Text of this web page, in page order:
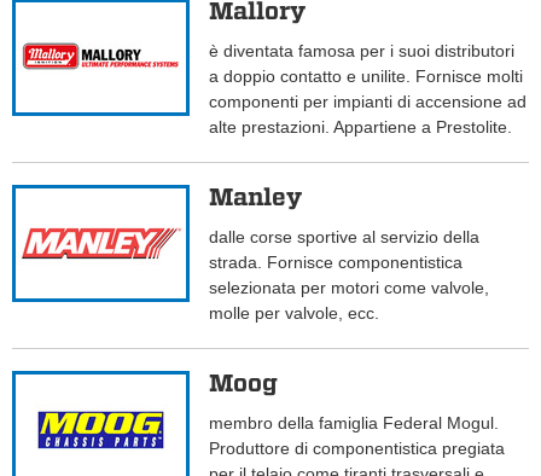
Mallory
è diventata famosa per i suoi distributori
a doppio contatto e unilite. Fornisce molti
componenti per impianti di accensione ad
alte prestazioni. Appartiene a Prestolite.
Manley
dalle corse sportive al servizio della
strada. Fornisce componentistica
selezionata per motori come valvole,
molle per valvole, ecc.
Moog
membro della famiglia Federal Mogul.
Produttore di componentistica pregiata